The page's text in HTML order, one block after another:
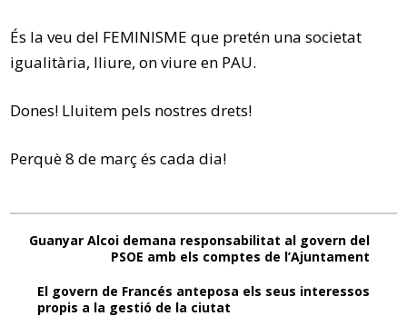
És la veu del FEMINISME que pretén una societat
igualitària, lliure, on viure en PAU.
Dones! Lluitem pels nostres drets!
Perquè 8 de març és cada dia!
Guanyar Alcoi demana responsabilitat al govern del
PSOE amb els comptes de l’Ajuntament
El govern de Francés anteposa els seus interessos
propis a la gestió de la ciutat